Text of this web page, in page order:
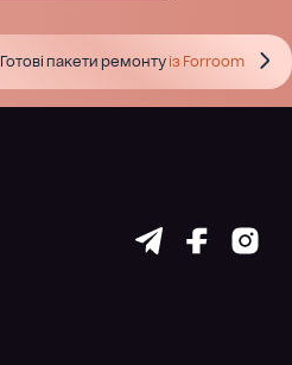
Готові пакети ремонтуіз Forroom